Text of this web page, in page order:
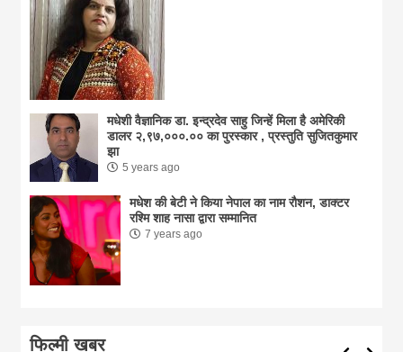
मधेशी वैज्ञानिक डा. इन्द्रदेव साहु जिन्हें मिला है अमेरिकी
डालर २,९७,०००.०० का पुरस्कार , प्रस्तुति सुजितकुमार
झा
5 years ago
मधेश की बेटी ने किया नेपाल का नाम राैशन, डाक्टर
रश्मि शाह नासा द्वारा सम्मानित
7 years ago
फिल्मी खबर